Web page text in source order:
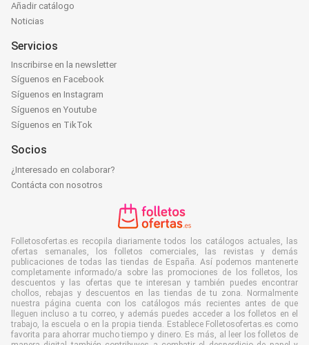
Añadir catálogo
Noticias
Servicios
Inscribirse en la newsletter
Síguenos en Facebook
Síguenos en Instagram
Síguenos en Youtube
Síguenos en TikTok
Socios
¿Interesado en colaborar?
Contácta con nosotros
Folletosofertas.es recopila diariamente todos los catálogos actuales, las
ofertas semanales, los folletos comerciales, las revistas y demás
publicaciones de todas las tiendas de España. Así podemos mantenerte
completamente informado/a sobre las promociones de los folletos, los
descuentos y las ofertas que te interesan y también puedes encontrar
chollos, rebajas y descuentos en las tiendas de tu zona. Normalmente
nuestra página cuenta con los catálogos más recientes antes de que
lleguen incluso a tu correo, y además puedes acceder a los folletos en el
trabajo, la escuela o en la propia tienda. Establece Folletosofertas.es como
favorita para ahorrar mucho tiempo y dinero. Es más, al leer los folletos de